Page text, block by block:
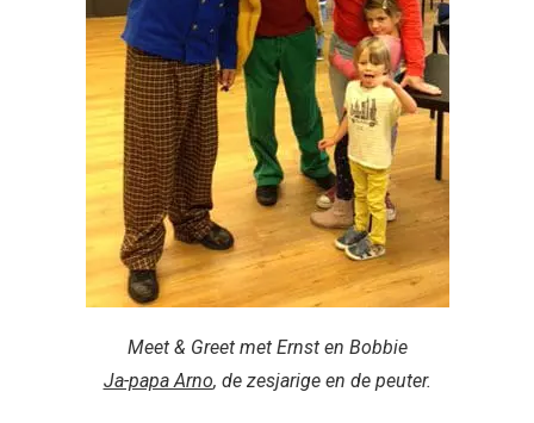
Meet & Greet met Ernst en Bobbie
Ja-papa Arno, de zesjarige en de peuter.